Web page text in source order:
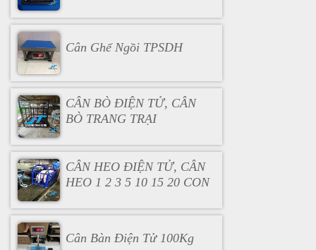
Cân Ghế Ngồi TPSDH
CÂN BÒ ĐIỆN TỬ, CÂN
BÒ TRANG TRẠI
CÂN HEO ĐIỆN TỬ, CÂN
HEO 1 2 3 5 10 15 20 CON
Cân Bàn Điện Tử 100Kg